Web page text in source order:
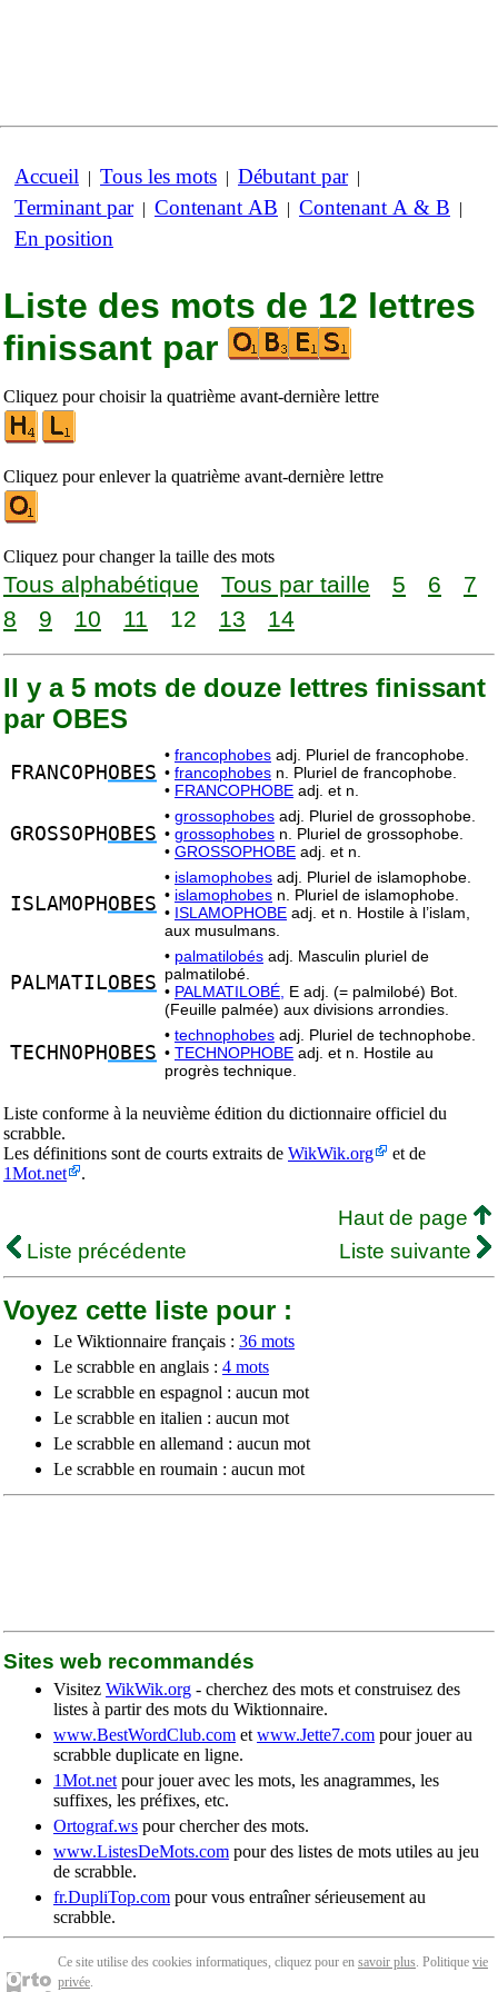
Accueil | Tous les mots | Débutant par|
Terminant par| Contenant AB | Contenant A & B |
En position
Liste des mots de 12 lettres
finissant par
Cliquez pour choisir la quatrième avant-dernière lettre
Cliquez pour enlever la quatrième avant-dernière lettre
Cliquez pour changer la taille des mots
Tous alphabétique Tous par taille 5 6
7
8
9 10 11 12 13 14
Il y a 5 mots de douze lettres finissant
par OBES
FRANCOPH OBES
• francophobes adj. Pluriel de francophobe.
• francophobes n. Pluriel de francophobe.
• FRANCOPHOBE adj. et n.
GROSSOPH OBES
• grossophobes adj. Pluriel de grossophobe.
• grossophobes n. Pluriel de grossophobe.
• GROSSOPHOBE adj. et n.
ISLAMOPH OBES
• islamophobes adj. Pluriel de islamophobe.
• islamophobes n. Pluriel de islamophobe.
• ISLAMOPHOBE adj. et n. Hostile à l’islam,
aux musulmans.
PALMATILOBES
• palmatilobés adj. Masculin pluriel de
palmatilobé.
• PALMATILOBÉ, E adj. (= palmilobé) Bot.
(Feuille palmée) aux divisions arrondies.
TECHNOPH OBES
• technophobes adj. Pluriel de technophobe.
• TECHNOPHOBE adj. et n. Hostile au
progrès technique.
Liste conforme à la neuvième édition du dictionnaire officiel du
scrabble.
Les définitions sont de courts extraits de WikWik.org
et de
1Mot.net
.
Haut de page
Liste précédente
Liste suivante
Voyez cette liste pour :
Le Wiktionnaire français : 36 mots
Le scrabble en anglais : 4 mots
Le scrabble en espagnol : aucun mot
Le scrabble en italien : aucun mot
Le scrabble en allemand : aucun mot
Le scrabble en roumain : aucun mot
Sites web recommandés
Visitez WikWik.org - cherchez des mots et construisez des
listes à partir des mots du Wiktionnaire.
www.BestWordClub.com et www.Jette7.com pour jouer au
scrabble duplicate en ligne.
1Mot.net pour jouer avec les mots, les anagrammes, les
suffixes, les préfixes, etc.
Ortograf.ws pour chercher des mots.
www.ListesDeMots.com pour des listes de mots utiles au jeu
de scrabble.
fr.DupliTop.com pour vous entraîner sérieusement au
scrabble.
Ce site utilise des cookies informatiques, cliquez pour en savoir plus. Politique vie
privée.